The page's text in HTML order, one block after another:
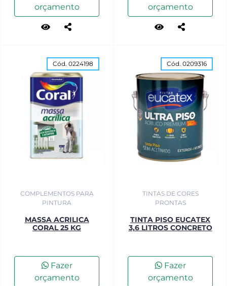
orçamento
orçamento
Cód. 0224198
COMPLEMENTOS PARA
PINTURA
MASSA ACRILICA
CORAL 25 KG
Fazer
orçamento
Cód. 0209316
TINTAS DE CORES
PRONTAS
TINTA PISO EUCATEX
3,6 LITROS CONCRETO
Fazer
orçamento